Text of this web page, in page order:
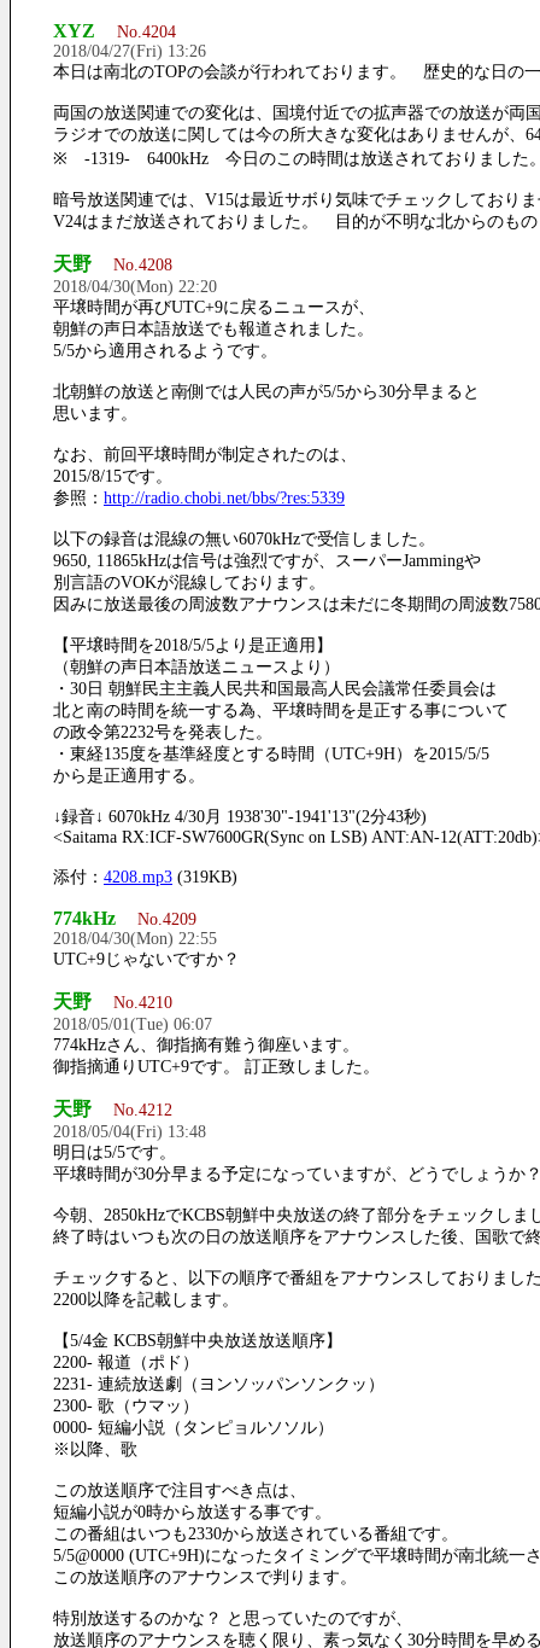
XYZ
No.4204
2018/04/27(Fri) 13:26
本日は南北のTOPの会談が行われております。 歴史的な日の
両国の放送関連での変化は、国境付近での拡声器での放送が両
ラジオでの放送に関しては今の所大きな変化はありませんが、
※ -1319- 6400kHz 今日のこの時間は放送されておりました
暗号放送関連では、V15は最近サボり気味でチェックしており
V24はまだ放送されておりました。 目的が不明な北からのも
天野
No.4208
2018/04/30(Mon) 22:20
平壌時間が再びUTC+9に戻るニュースが、
朝鮮の声日本語放送でも報道されました。
5/5から適用されるようです。
北朝鮮の放送と南側では人民の声が5/5から30分早まると
思います。
なお、前回平壌時間が制定されたのは、
2015/8/15です。
参照： http://radio.chobi.net/bbs/?res:5339
以下の録音は混線の無い6070kHzで受信しました。
9650, 11865kHzは信号は強烈ですが、スーパーJammingや
別言語のVOKが混線しております。
因みに放送最後の周波数アナウンスは未だに冬期間の周波数
【平壌時間を2018/5/5より是正適用】
（朝鮮の声日本語放送ニュースより）
・30日 朝鮮民主主義人民共和国最高人民会議常任委員会は
北と南の時間を統一する為、平壌時間を是正する事について
の政令第2232号を発表した。
・東経135度を基準経度とする時間（UTC+9H）を2015/5/5
から是正適用する。
↓録音↓ 6070kHz 4/30月 1938'30"-1941'13"(2分43秒)
<Saitama RX:ICF-SW7600GR(Sync on LSB) ANT:AN-
添付： 4208.mp3 (319KB)
774kHz
No.4209
2018/04/30(Mon) 22:55
UTC+9じゃないですか？
天野
No.4210
2018/05/01(Tue) 06:07
774kHzさん、御指摘有難う御座います。
御指摘通りUTC+9です。 訂正致しました。
天野
No.4212
2018/05/04(Fri) 13:48
明日は5/5です。
平壌時間が30分早まる予定になっていますが、どうでしょうか
今朝、2850kHzでKCBS朝鮮中央放送の終了部分をチェックしま
終了時はいつも次の日の放送順序をアナウンスした後、国歌で
チェックすると、以下の順序で番組をアナウンスしておりまし
2200以降を記載します。
【5/4金 KCBS朝鮮中央放送放送順序】
2200- 報道（ポド）
2231- 連続放送劇（ヨンソッパンソンクッ）
2300- 歌（ウマッ）
0000- 短編小説（タンピョルソソル）
※以降、歌
この放送順序で注目すべき点は、
短編小説が0時から放送する事です。
この番組はいつも2330から放送されている番組です。
5/5@0000 (UTC+9H)になったタイミングで平壌時間が南北統一
この放送順序のアナウンスで判ります。
特別放送するのかな？ と思っていたのですが、
放送順序のアナウンスを聴く限り、素っ気なく30分時間を早め